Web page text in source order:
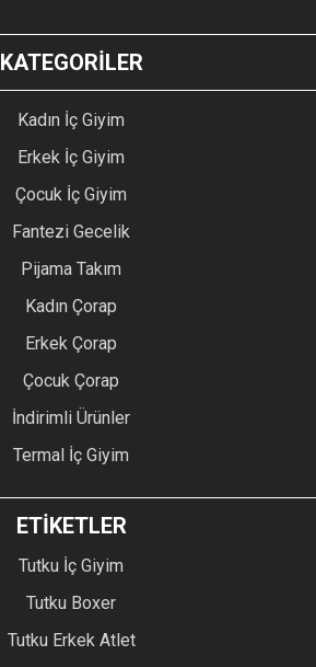
KATEGORİLER
Kadın İç Giyim
Erkek İç Giyim
Çocuk İç Giyim
Fantezi Gecelik
Pijama Takım
Kadın Çorap
Erkek Çorap
Çocuk Çorap
İndirimli Ürünler
Termal İç Giyim
ETİKETLER
Tutku İç Giyim
Tutku Boxer
Tutku Erkek Atlet